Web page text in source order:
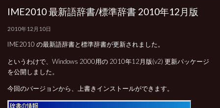
IME2010 最新語辞書/標準辞書 2010年12月版
2010年12月10日
IME2010 の最新語辞書と標準辞書が更新されました。
というわけで、Windows 2000用の 2010年12月版(v2) 更新パッケージ
を公開しました。
今回のバージョンから、上書きインストールができます。